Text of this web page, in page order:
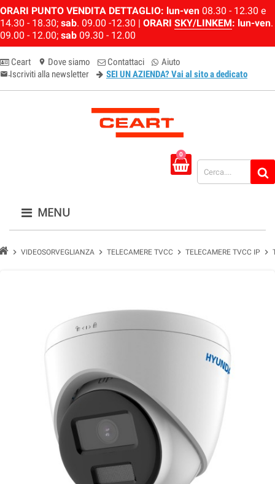
ORARI PUNTO VENDITA DETTAGLIO: lun-ven 08.30 - 12.30 e
14.30 - 18.30; sab. 09.00 -12.30 | ORARI SKY/LINKEM: lun-ven.
09.00 - 12.00; sab 09.30 - 12.00
Ceart location_on Dove siamo Contattaci Aiuto
email-newsletter
Iscriviti alla newsletter SEI UN AZIENDA? Vai al sito a dedicato
0
MENU
chevron_right VIDEOSORVEGLIANZA chevron_right TELECAMERE TVCC chevron_right TELECAMERE TVCC IP chevron_right